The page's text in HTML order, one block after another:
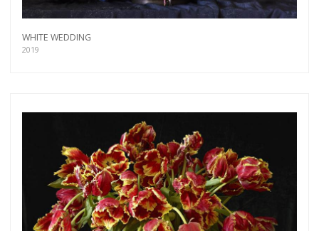
WHITE WEDDING
2019
Get connected
As a member of the »IMMAGIS MAILING LIST«
you will recieve first invitations and info of
exclusive previews, opening receptions, current